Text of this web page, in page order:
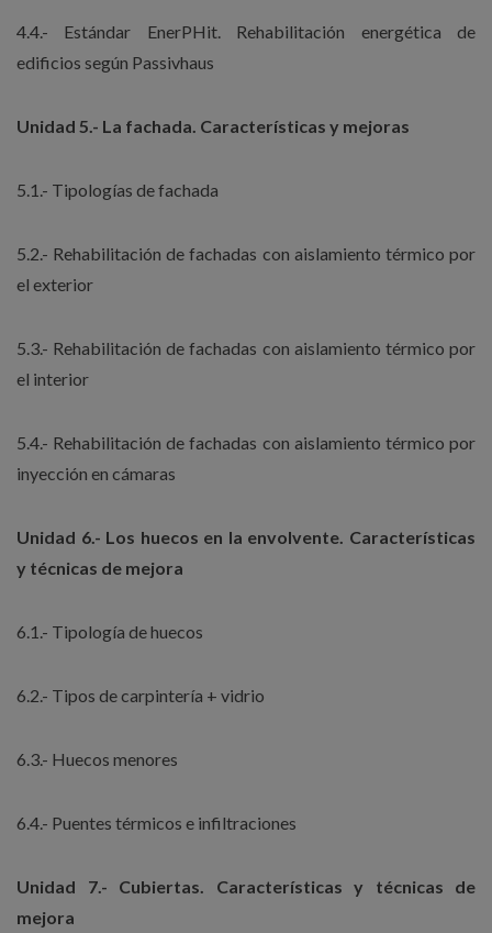
4.4.- Estándar EnerPHit. Rehabilitación energética de
edificios según Passivhaus
Unidad 5.- La fachada. Características y mejoras
5.1.- Tipologías de fachada
5.2.- Rehabilitación de fachadas con aislamiento térmico por
el exterior
5.3.- Rehabilitación de fachadas con aislamiento térmico por
el interior
5.4.- Rehabilitación de fachadas con aislamiento térmico por
inyección en cámaras
Unidad 6.- Los huecos en la envolvente. Características
y técnicas de mejora
6.1.- Tipología de huecos
6.2.- Tipos de carpintería + vidrio
6.3.- Huecos menores
6.4.- Puentes térmicos e infiltraciones
Unidad 7.- Cubiertas. Características y técnicas de
mejora